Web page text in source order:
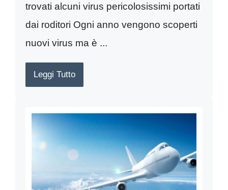
trovati alcuni virus pericolosissimi portati
dai roditori Ogni anno vengono scoperti
nuovi virus ma è ...
Leggi Tutto